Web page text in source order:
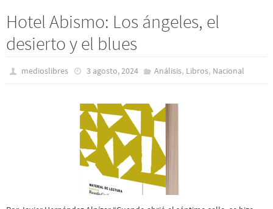
Hotel Abismo: Los ángeles, el
desierto y el blues
medioslibres 3 agosto, 2024 Análisis, Libros, Nacional